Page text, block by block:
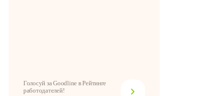
Голосуй за Goodline в Рейтинге
работодателей!